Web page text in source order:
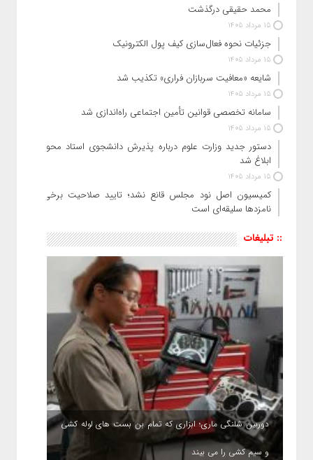
محمد حقیقی درگذشت
15 مرداد 1405
جزئیات نحوه فعال‌سازی کیف پول الکترونیک
15 مرداد 1405
شایعه «معافیت سربازان فراری» تکذیب شد
15 مرداد 1405
سامانه تخصصی قوانین تأمین اجتماعی راه‌اندازی شد
15 مرداد 1405
دستور جدید وزارت علوم درباره پذیرش دانشجوی استاد محور
ابلاغ شد
15 مرداد 1405
کمیسیون اصل نود مجلس قانع نشد؛ تایید صلاحیت برخی
نامزدها سلیقه‌ای است
:: تبلیغات
دوربین شلنگی ماری؛ ابزاری که تمام بن بست های لوله کشی
و سیم کشی را می بیند